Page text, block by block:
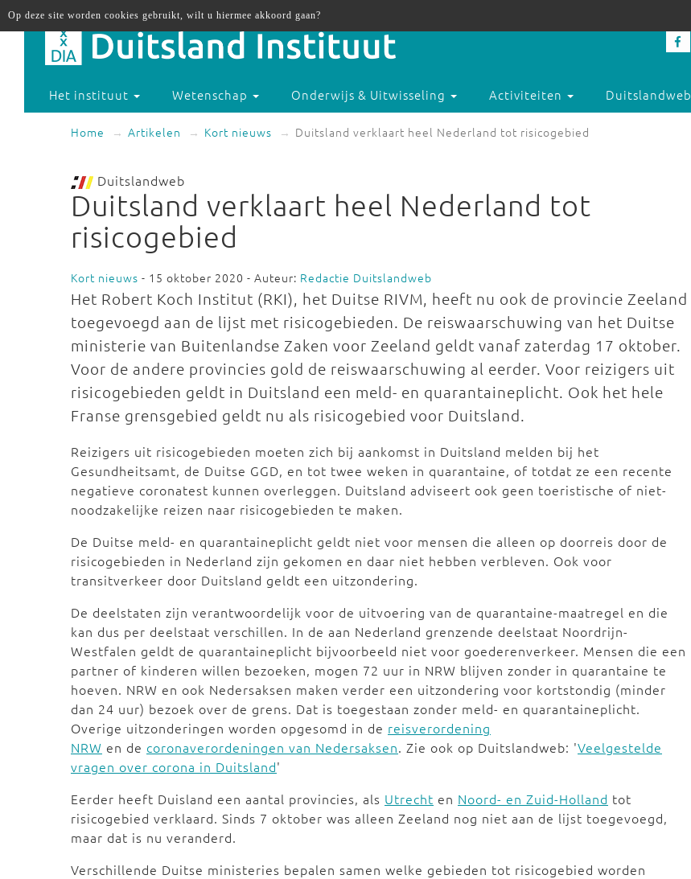
Het instituut Wetenschap Onderwijs & Uitwisseling Activiteiten Duitslandweb
Home Artikelen Kort nieuws Duitsland verklaart heel Nederland tot risicogebied
Duitslandweb
Duitsland verklaart heel Nederland tot
risicogebied
Kort nieuws - 15 oktober 2020 - Auteur: Redactie Duitslandweb
Het Robert Koch Institut (RKI), het Duitse RIVM, heeft nu ook de provincie Zeeland
toegevoegd aan de lijst met risicogebieden. De reiswaarschuwing van het Duitse
ministerie van Buitenlandse Zaken voor Zeeland geldt vanaf zaterdag 17 oktober.
Voor de andere provincies gold de reiswaarschuwing al eerder. Voor reizigers uit
risicogebieden geldt in Duitsland een meld- en quarantaineplicht. Ook het hele
Franse grensgebied geldt nu als risicogebied voor Duitsland.
Reizigers uit risicogebieden moeten zich bij aankomst in Duitsland melden bij het
Gesundheitsamt, de Duitse GGD, en tot twee weken in quarantaine, of totdat ze een recente
negatieve coronatest kunnen overleggen. Duitsland adviseert ook geen toeristische of niet-
noodzakelijke reizen naar risicogebieden te maken.
De Duitse meld- en quarantaineplicht geldt niet voor mensen die alleen op doorreis door de
risicogebieden in Nederland zijn gekomen en daar niet hebben verbleven. Ook voor
transitverkeer door Duitsland geldt een uitzondering.
De deelstaten zijn verantwoordelijk voor de uitvoering van de quarantaine-maatregel en die
kan dus per deelstaat verschillen. In de aan Nederland grenzende deelstaat Noordrijn-
Westfalen geldt de quarantaineplicht bijvoorbeeld niet voor goederenverkeer. Mensen die een
partner of kinderen willen bezoeken, mogen 72 uur in NRW blijven zonder in quarantaine te
hoeven. NRW en ook Nedersaksen maken verder een uitzondering voor kortstondig (minder
dan 24 uur) bezoek over de grens. Dat is toegestaan zonder meld- en quarantaineplicht.
Overige uitzonderingen worden opgesomd in de reisverordening
NRW en de coronaverordeningen van Nedersaksen. Zie ook op Duitslandweb: 'Veelgestelde
vragen over corona in Duitsland'
Eerder heeft Duisland een aantal provincies, als Utrecht en Noord- en Zuid-Holland tot
risicogebied verklaard. Sinds 7 oktober was alleen Zeeland nog niet aan de lijst toegevoegd,
maar dat is nu veranderd.
Verschillende Duitse ministeries bepalen samen welke gebieden tot risicogebied worden
Op deze site worden cookies gebruikt, wilt u hiermee akkoord gaan?